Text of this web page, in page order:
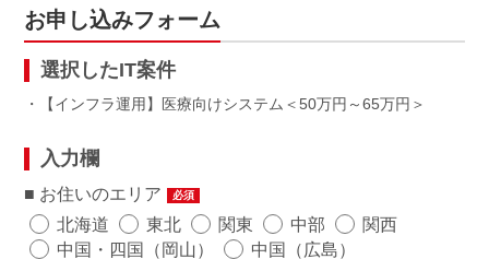
お申し込みフォーム
選択したIT案件
・【インフラ運用】医療向けシステム 50万円～65万円
入力欄
お住いのエリア 必須
北海道 東北 関東 中部
関西
中国・四国（岡山）
中国（広島）